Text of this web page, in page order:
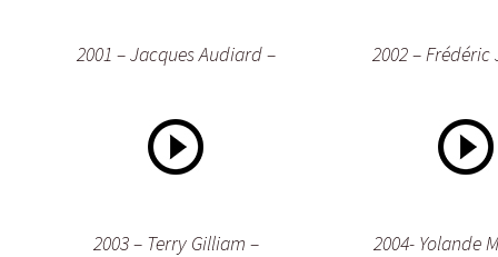
2001 – Jacques Audiard – 2002 –
2003 – Terry Gilliam – 2004- Yolande